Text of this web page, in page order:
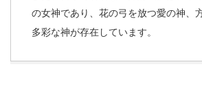
の女神であり、花の弓を放つ愛の神、
多彩な神が存在しています。